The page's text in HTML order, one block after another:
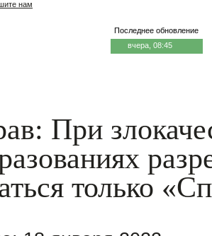
нам
Последнее обновление
вчера, 08:45
При
только